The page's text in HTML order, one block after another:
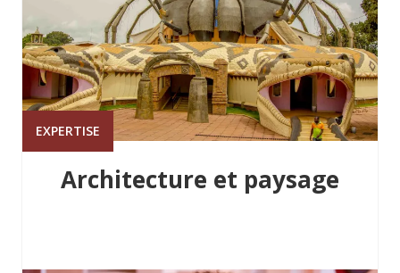
EXPERTISE
Architecture et paysage